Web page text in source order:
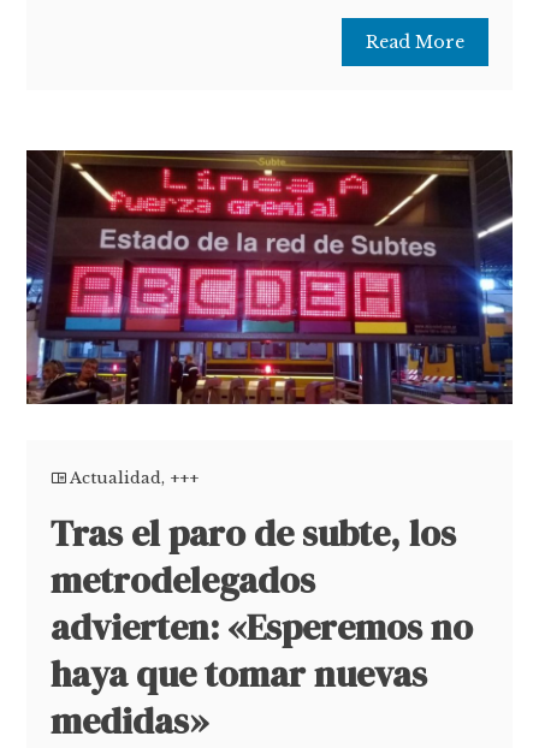
Read More
Actualidad, +++
Tras el paro de subte, los
metrodelegados
advierten: «Esperemos no
haya que tomar nuevas
medidas»